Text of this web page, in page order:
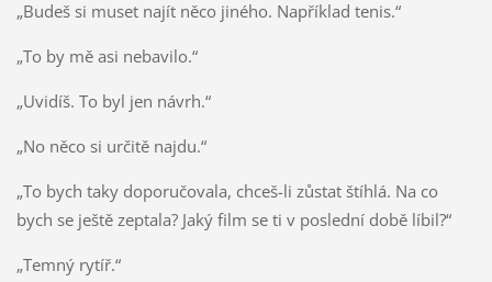
„Budeš si muset najít něco jiného. Například tenis.“
„To by mě asi nebavilo.“
„Uvidíš. To byl jen návrh.“
„No něco si určitě najdu.“
„To bych taky doporučovala, chceš-li zůstat štíhlá. Na co
bych se ještě zeptala? Jaký film se ti v poslední době líbil?“
„Temný rytíř.“